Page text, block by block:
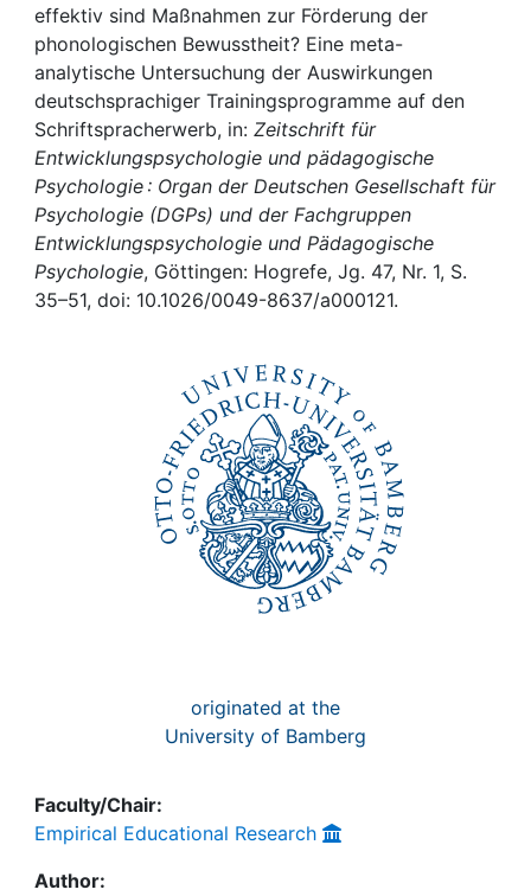
effektiv sind Maßnahmen zur Förderung der
phonologischen Bewusstheit? Eine meta-
analytische Untersuchung der Auswirkungen
deutschsprachiger Trainingsprogramme auf den
Schriftspracherwerb, in: Zeitschrift für
Entwicklungspsychologie und pädagogische
Psychologie : Organ der Deutschen Gesellschaft für
Psychologie (DGPs) und der Fachgruppen
Entwicklungspsychologie und Pädagogische
Psychologie, Göttingen: Hogrefe, Jg. 47, Nr. 1, S.
35–51, doi: 10.1026/0049-8637/a000121.
originated at the
University of Bamberg
Faculty/Chair:
Empirical Educational Research
Author: